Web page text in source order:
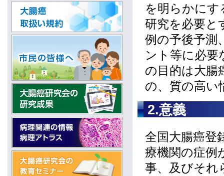
を明らかにす
研究を必要と
例の予後予測
ント等に必要
の目的は大腸
の、質の高い
2.意義
全国大腸癌登
療機関の症例
事、及びそれ